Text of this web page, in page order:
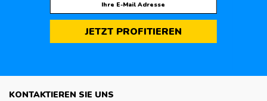
JETZT PROFITIEREN
KONTAKTIEREN SIE UNS